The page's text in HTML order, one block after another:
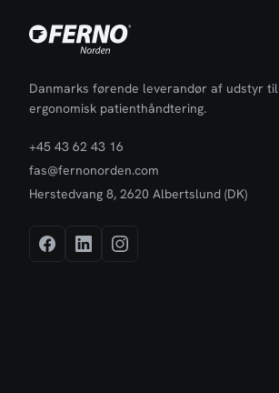
Danmarks førende leverandør af udstyr til
ergonomisk patienthåndtering.
+45 43 62 43 16
fas@fernonorden.com
Herstedvang 8, 2620 Albertslund (DK)